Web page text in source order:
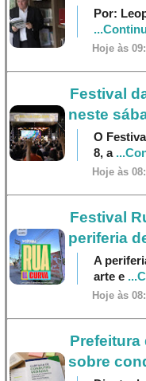
Por:
Hoje às
Festival
neste
O
8, a
Hoje às
Festival
periferia
A
arte e
Hoje às
sobre